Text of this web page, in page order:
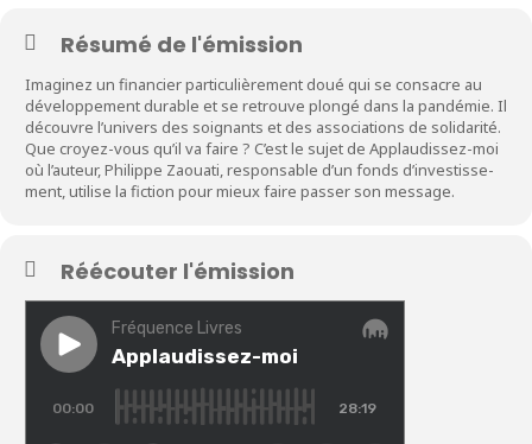
Résumé de l'émission
Imaginez un financier particulièrement doué qui se consacre au
développement durable et se retrouve plongé dans la pandémie. Il
découvre l’univers des soignants et des associations de solidarité.
Que croyez-vous qu’il va faire ? C’est le sujet de Applaudissez-moi
où l’auteur, Philippe Zaouati, responsable d’un fonds d’investisse-
ment, utilise la fiction pour mieux faire passer son message.
Réécouter l'émission